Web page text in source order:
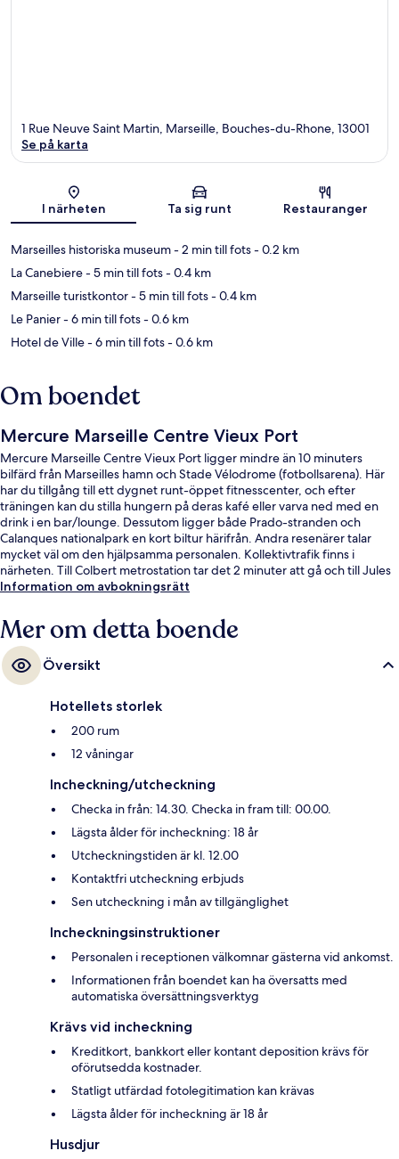
Karta
1 Rue Neuve Saint Martin, Marseille, Bouches-du-Rhone, 13001
Se på karta
I närheten Ta sig runt Restauranger
Marseilles historiska museum- 2 min till fots- 0.2 km
La Canebiere- 5 min till fots- 0.4 km
Marseille turistkontor- 5 min till fots- 0.4 km
Le Panier- 6 min till fots- 0.6 km
Hotel de Ville- 6 min till fots- 0.6 km
Om boendet
Mercure Marseille Centre Vieux Port
Mercure Marseille Centre Vieux Port ligger mindre än 10 minuters
bilfärd från Marseilles hamn och Stade Vélodrome (fotbollsarena). Här
har du tillgång till ett dygnet runt-öppet fitnesscenter, och efter
träningen kan du stilla hungern på deras kafé eller varva ned med en
drink i en bar/lounge. Dessutom ligger både Prado-stranden och
Calanques nationalpark en kort biltur härifrån. Andra resenärer talar
mycket väl om den hjälpsamma personalen. Kollektivtrafik finns i
närheten. Till Colbert metrostation tar det 2 minuter att gå och till Jules
Guesde tunnelbanestation är det 5 minuter.
Information om avbokningsrätt
Mer om detta boende
Översikt
Hotellets storlek
200 rum
12 våningar
Incheckning/utcheckning
Checka in från: 14.30. Checka in fram till: 00.00.
Lägsta ålder för incheckning: 18 år
Utcheckningstiden är kl. 12.00
Kontaktfri utcheckning erbjuds
Sen utcheckning i mån av tillgänglighet
Incheckningsinstruktioner
Personalen i receptionen välkomnar gästerna vid ankomst.
Informationen från boendet kan ha översatts med
automatiska översättningsverktyg
Krävs vid incheckning
Kreditkort, bankkort eller kontant deposition krävs för
oförutsedda kostnader.
Statligt utfärdad fotolegitimation kan krävas
Lägsta ålder för incheckning är 18 år
Husdjur